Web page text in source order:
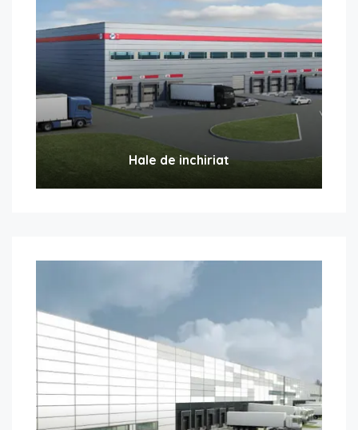
Hale de inchiriat